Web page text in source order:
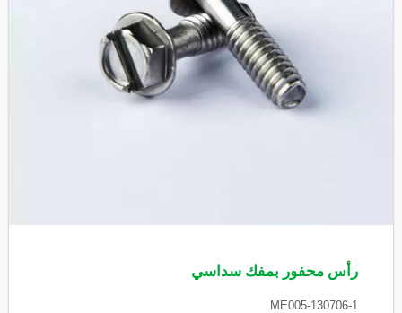
رأس محفور بمفك سداسي
ME005-130706-1